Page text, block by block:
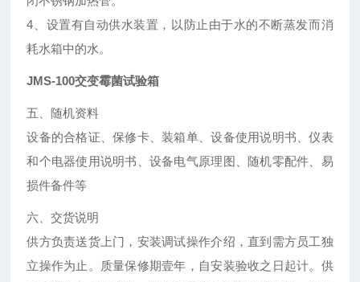
4、设置有自动供水装置，以防止由于水的不断蒸发而消
耗水箱中的水。
JMS-100交变霉菌试验箱
五、随机资料
设备的合格证、保修卡、装箱单、设备使用说明书、仪表
和个电器使用说明书、设备电气原理图、随机零配件、易
损件备件等
六、交货说明
供方负责送货上门，安装调试操作介绍，直到需方员工独
立操作为止。质量保修期壹年，自安装验收之日起计。供